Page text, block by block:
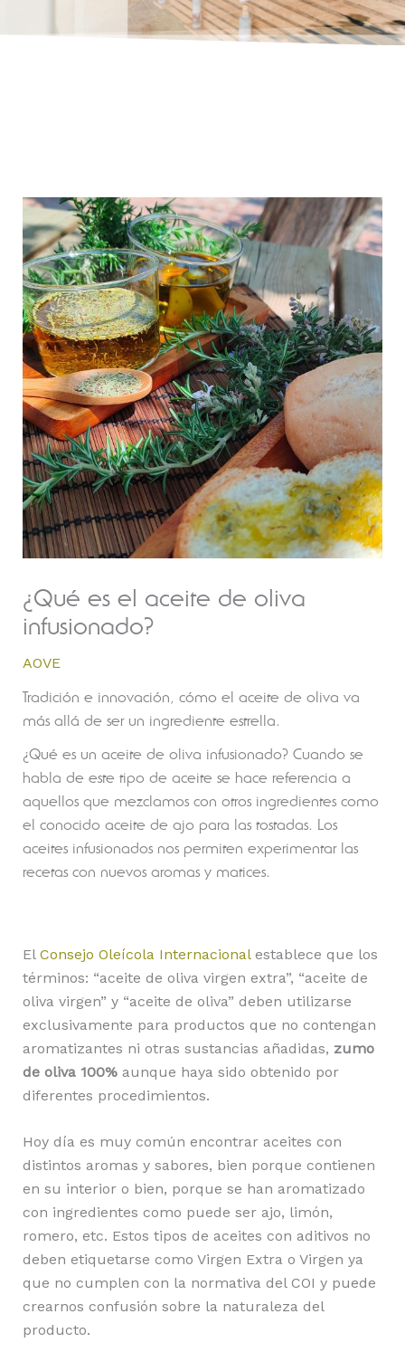
¿Qué es el aceite de oliva
infusionado?
AOVE
Tradición e innovación, cómo el aceite de oliva va
más allá de ser un ingrediente estrella.
¿Qué es un aceite de oliva infusionado? Cuando se
habla de este tipo de aceite se hace referencia a
aquellos que mezclamos con otros ingredientes como
el conocido aceite de ajo para las tostadas. Los
aceites infusionados nos permiten experimentar las
recetas con nuevos aromas y matices.
El Consejo Oleícola Internacionalestablece que los
términos: “aceite de oliva virgen extra”, “aceite de
oliva virgen” y “aceite de oliva” deben utilizarse
exclusivamente para productos que no contengan
aromatizantes ni otras sustancias añadidas, zumo
de oliva 100%aunque haya sido obtenido por
diferentes procedimientos.
Hoy día es muy común encontrar aceites con
distintos aromas y sabores, bien porque contienen
en su interior o bien, porque se han aromatizado
con ingredientes como puede ser ajo, limón,
romero, etc. Estos tipos de aceites con aditivos no
deben etiquetarse como Virgen Extra o Virgen ya
que no cumplen con la normativa del COI y puede
crearnos confusión sobre la naturaleza del
producto.